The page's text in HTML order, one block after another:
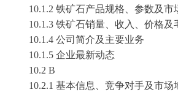
10.1.2 铁矿石产品规格、参数及市
10.1.3 铁矿石销量、收入、价格及
10.1.4 公司简介及主要业务
10.1.5 企业最新动态
10.2 B
10.2.1 基本信息、竞争对手及市场